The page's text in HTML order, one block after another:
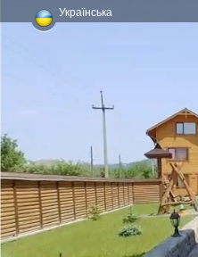
Українська